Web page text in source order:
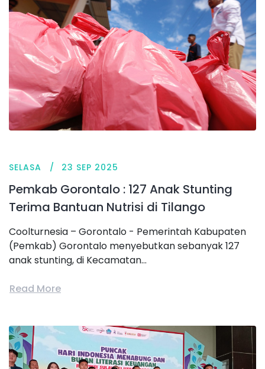
SELASA 23 SEP 2025
Pemkab Gorontalo : 127 Anak Stunting
Terima Bantuan Nutrisi di Tilango
Coolturnesia – Gorontalo - Pemerintah Kabupaten
(Pemkab) Gorontalo menyebutkan sebanyak 127
anak stunting, di Kecamatan...
Read More